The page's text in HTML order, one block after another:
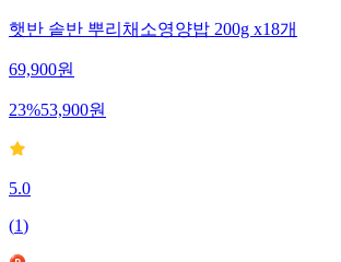
햇반 솥반 뿌리채소영양밥 200g x18개
69,900원
23%53,900원
5.0
(1)